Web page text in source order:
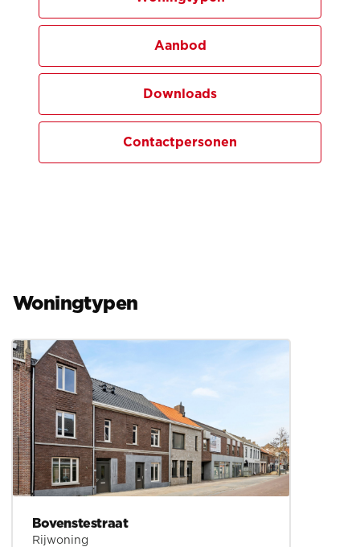
beschikbaar zijn. Je hoeft niet te wachten op
beginnen met het opbouwen van je nieuwe thuis.
Kortom: een nieuwe woning, zonder de gebruikelijke
wachttijd – klaar om in te wonen én om van te
genieten.
Heb je interesse?
Aanbod
Downloads
Contactpersonen
Woningtypen
Bovenstestraat
Rijwoning